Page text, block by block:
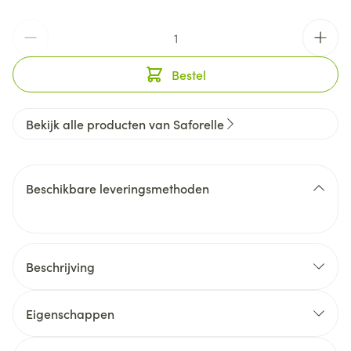
Bestel
Bekijk alle producten van Saforelle
Beschikbare leveringsmethoden
Beschrijving
Eigenschappen